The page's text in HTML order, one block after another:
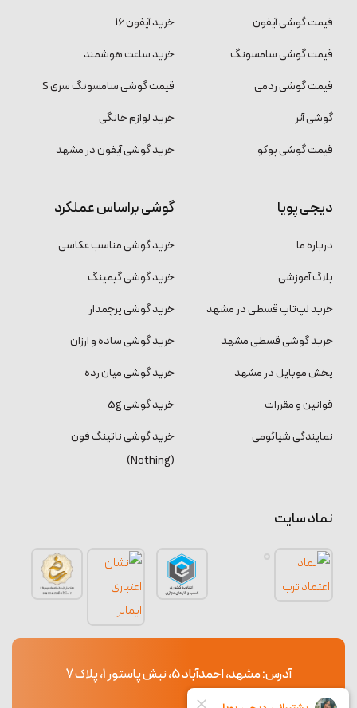
قیمت گوشی آیفون
قیمت گوشی سامسونگ
قیمت گوشی ردمی
گوشی آنر
قیمت گوشی پوکو
خرید آیفون 16
خرید ساعت هوشمند
قیمت گوشی سامسونگ سری S
خرید لوازم خانگی
خرید گوشی آیفون در مشهد
دیجی پویا
درباره ما
بلاگ آموزشی
خرید لپ‌تاپ قسطی در مشهد
خرید گوشی قسطی مشهد
پخش موبایل در مشهد
قوانین و مقررات
نمایندگی شیائومی
گوشی براساس عملکرد
خرید گوشی مناسب عکاسی
خرید گوشی گیمینگ
خرید گوشی پرچمدار
خرید گوشی ساده و ارزان
خرید گوشی میان رده
خرید گوشی 5g
خرید گوشی ناتینگ فون
(Nothing)
نماد سایت
آدرس: مشهد، احمدآباد 5، نبش پاستور 1، پلاک 7